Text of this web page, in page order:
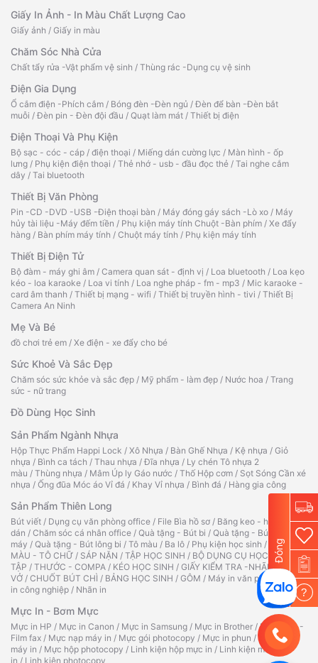
Giấy In Ảnh - In Màu Chất Lượng Cao
Giấy ảnh / Giấy in màu
Chăm Sóc Nhà Cửa
Chất tẩy rửa -Vật phẩm vệ sinh / Thùng rác -Dụng cụ vệ sinh
Điện Gia Dụng
Ổ cắm điện -Phích cắm / Bóng đèn -Đèn ngủ /Đèn để bàn -Đèn bắt
muỗi /Đèn pin - Đèn đội đầu / Quạt làm mát / Thiết bị điện
Điện Thoại Và Phụ Kiện
Bộ sạc - cóc - cáp / điện thoại / Miếng dán cường lực / Màn hình - ốp
lưng / Phụ kiện điện thoại / Thẻ nhớ - usb - đầu đọc thẻ / Tai nghe cắm
dây / Tai bluetooth
Thiết Bị Văn Phòng
Pin -CD -DVD -USB -Điện thoại bàn / Máy đóng gáy sách -Lò xo / Máy
hủy tài liệu -Máy đếm tiền / Phụ kiện máy tính Chuột -Bàn phím / Xe đẩy
hàng / Bàn phím máy tính / Chuột máy tính / Phụ kiện máy tính
Thiết Bị Điện Tử
Bộ đàm - máy ghi âm / Camera quan sát - định vị / Loa bluetooth / Loa kẹo
kéo - loa karaoke / Loa vi tính / Loa nghe pháp - fm - mp3 / Mic karaoke -
card âm thanh / Thiết bị mạng - wifi / Thiết bị truyền hình - tivi / Thiết Bị
Camera An Ninh
Mẹ Và Bé
đồ chơi trẻ em / Xe điện - xe đẩy cho bé
Sức Khoẻ Và Sắc Đẹp
Chăm sóc sức khỏe và sắc đẹp / Mỹ phẩm - làm đẹp / Nước hoa / Trang
sức - nữ trang
Đồ Dùng Học Sinh
Sản Phẩm Ngành Nhựa
Hộp Thực Phẩm Happi Lock / Xô Nhựa / Bàn Ghế Nhựa / Kệ nhựa / Giỏ
nhựa / Bình ca tách / Thau nhựa /Đĩa nhựa / Ly chén Tô nhựa 2
màu / Thùng nhựa / Mâm Úp ly Gáo nước / Thố Hộp cơm / Sọt Sóng Cần xé
nhựa / Ống đũa Móc áo Vỉ đá / Khay Vỉ nhựa / Bình đá / Hàng gia công
Sản Phẩm Thiên Long
Bút viết / Dụng cụ văn phòng office / File Bìa hồ sơ / Băng keo - hồ
dán / Chăm sóc cá nhân office / Quà tặng - Bút bi / Quà tặng - Bút
máy / Quà tặng - Bút lông bi / Tô màu / Ba lô / Phụ kiện học sinh /
TẬP TÔ
MÀU - TÔ CHỮ / SÁP NẶN / TẬP HỌC SINH / BỘ DỤNG CỤ HỌC
TẬP / THƯỚC - COMPA / KÉO HỌC SINH / GIẤY KIỂM TRA -NHÃN
VỞ / CHUỐT BÚT CHÌ / BẢNG HỌC SINH / GÔM / Máy in văn phòng
Máy
in công nghiệp / Nhãn in
Mực In - Bơm Mực
Mực in HP / Mực in Canon / Mực in Samsung / Mực in Brother /Ruy băng -
Film fax / Mực nạp máy in / Mực gói photocopy / Mực in phun / Hộp mực
máy in / Mực hộp photocopy / Linh kiện hộp mực in / Linh kiện máy
in / Linh kiện photocopy
Đóng
?